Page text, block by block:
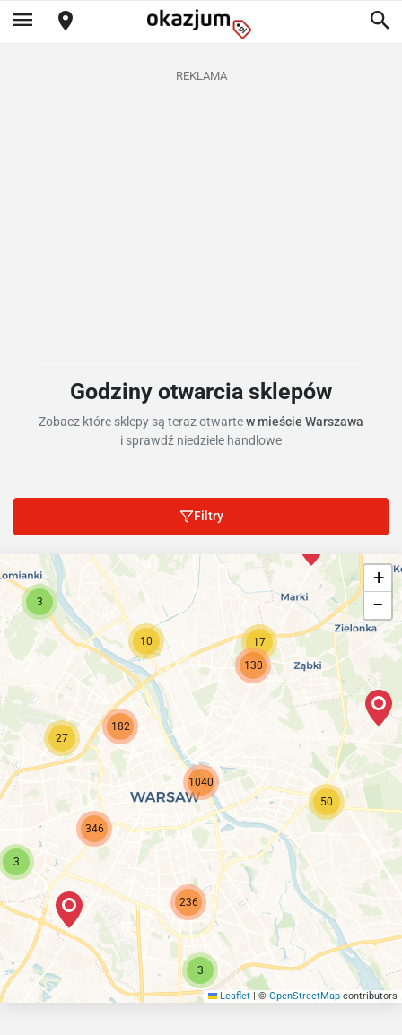
REKLAMA
Godziny otwarcia sklepów
Zobacz które sklepy są teraz otwartew mieście Warszawa
i sprawdź niedziele handlowe
Filtry
50
1040
182
130
236
17
346
27
10
3
3
3
+
−
Leaflet | © OpenStreetMap contributors